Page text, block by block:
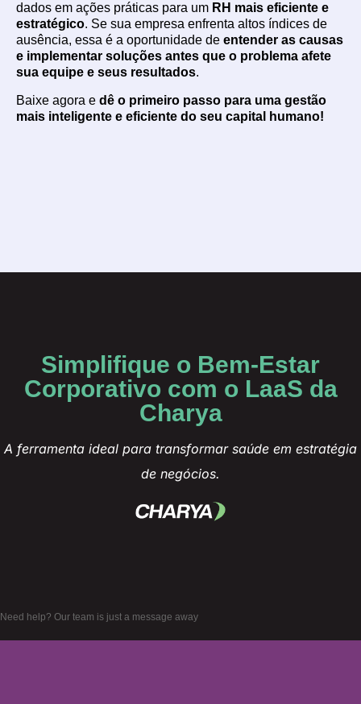
dados em ações práticas para um RH mais eficiente e
estratégico. Se sua empresa enfrenta altos índices de
ausência, essa é a oportunidade de entender as causas
e implementar soluções antes que o problema afete
sua equipe e seus resultados.
Baixe agora e dê o primeiro passo para uma gestão
mais inteligente e eficiente do seu capital humano!
Simplifique o Bem-Estar
Corporativo com o LaaS da
Charya
A ferramenta ideal para transformar saúde em estratégia
de negócios.
Need help? Our team is just a message away